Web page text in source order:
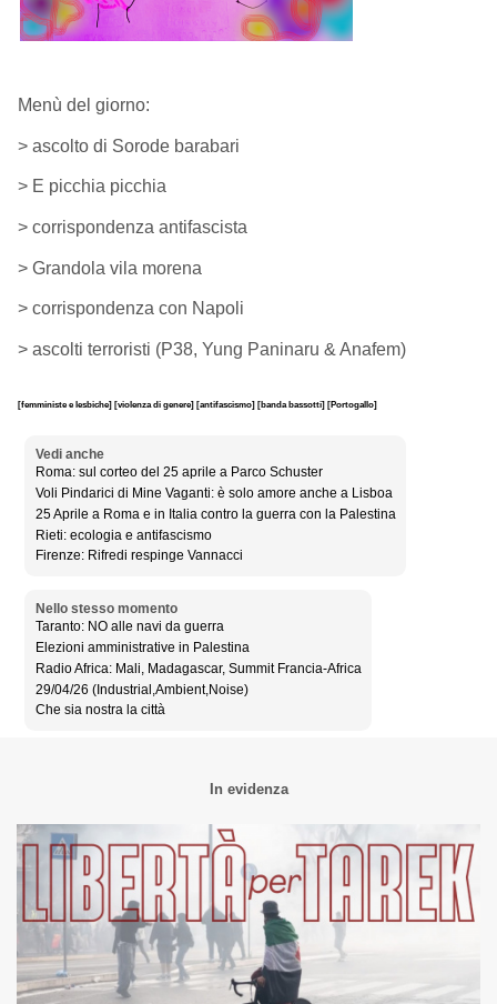
Menù del giorno:
> ascolto di Sorode barabari
> E picchia picchia
> corrispondenza antifascista
> Grandola vila morena
> corrispondenza con Napoli
> ascolti terroristi (P38, Yung Paninaru & Anafem)
[femministe e lesbiche] [violenza di genere] [antifascismo] [banda bassotti] [Portogallo]
Vedi anche
Roma: sul corteo del 25 aprile a Parco Schuster
Voli Pindarici di Mine Vaganti: è solo amore anche a Lisboa
25 Aprile a Roma e in Italia contro la guerra con la Palestina
Rieti: ecologia e antifascismo
Firenze: Rifredi respinge Vannacci
Nello stesso momento
Taranto: NO alle navi da guerra
Elezioni amministrative in Palestina
Radio Africa: Mali, Madagascar, Summit Francia-Africa
29/04/26 (Industrial,Ambient,Noise)
Che sia nostra la città
In evidenza